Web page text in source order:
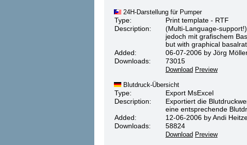
24H-Darstellung für Pumper
Type:
Print template - RTF
Description:
(Multi-Language-
jedoch mit grafischem
but with graphical
Added:
06-07-2006 by Jörg
Downloads:
73015
Download Preview
Blutdruck-Übersicht
Type:
Export MsExcel
Description:
Exportiert die
eine entsprechende
Added:
12-06-2006 by Andi
Downloads:
58824
Download Preview